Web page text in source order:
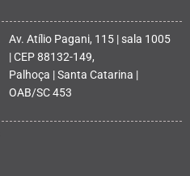
Av. Atílio Pagani, 115 | sala 1005
| CEP 88132-149,
Palhoça | Santa Catarina |
OAB/SC 453